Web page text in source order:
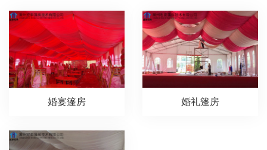
婚宴篷房 婚礼篷房